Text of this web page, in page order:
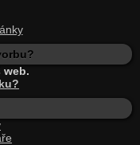
web.